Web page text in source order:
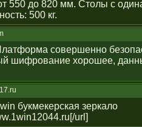
550 до 820 мм. Столы с
500 кг.
совершенно
шифрование хорошее,
букмекерская зеркало
url]